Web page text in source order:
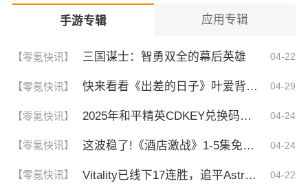
手游专辑 应用专辑
【零氪快讯】 三国谋士：智勇双全的幕后英雄 04-22
【零氪快讯】 快来看看《出差的日子》叶爱背后的深刻故事！竟然让人泪崩的原因 04-29
【零氪快讯】 2025年和平精英CDKEY兑换码领取方法及使用技巧 04-24
【零氪快讯】 这波稳了!《酒店激战》1-5集免费观看中文版，网友疯狂推荐！ 04-24
【零氪快讯】 Vitality已线下17连胜，追平Astralis并列第三 04-22